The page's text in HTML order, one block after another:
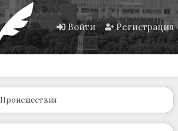
Войти Регистрация
Происшествия